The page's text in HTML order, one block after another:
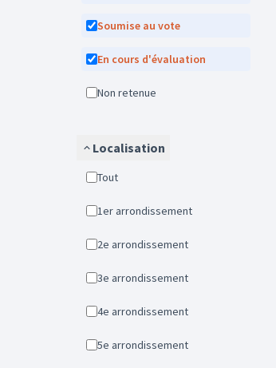
Soumise au vote
En cours d'évaluation
Non retenue
Localisation
Tout
1er arrondissement
2e arrondissement
3e arrondissement
4e arrondissement
5e arrondissement